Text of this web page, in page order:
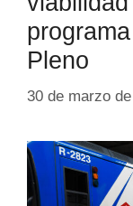
Pleno
30 de marzo